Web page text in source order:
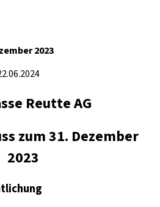
2023
Reutte AG
zum 31. Dezember
2023